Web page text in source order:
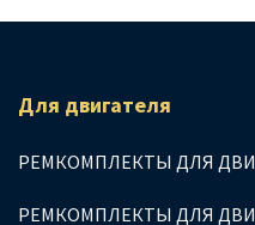
Для двигателя
РЕМКОМПЛЕКТЫ ДЛЯ
РЕМКОМПЛЕКТЫ ДЛЯ